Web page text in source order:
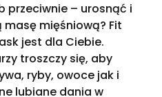
przeciwnie – urosnąć i
mięśniową? Fit
jest dla Ciebie.
troszczy się, aby
ryby, owoce jak i
lubiane dania w